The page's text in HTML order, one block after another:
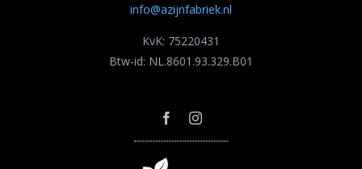
info@azijnfabriek.nl
KvK: 75220431
Btw-id: NL.8601.93.329.B01